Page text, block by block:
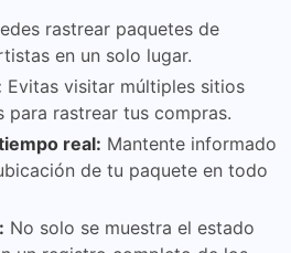
rastrear paquetes de
en un solo lugar.
Evitas visitar múltiples sitios
para rastrear tus compras.
real: Mantente informado
de tu paquete en todo
No solo se muestra el estado